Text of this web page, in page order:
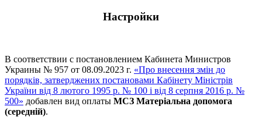
Настройки
В соответствии с постановлением Кабинета Министров
Украины № 957 от 08.09.2023 г. «Про внесення змін до
порядків, затверджених постановами Кабінету Міністрів
України від 8 лютого 1995 р. № 100 і від 8 серпня 2016 р. №
500» добавлен вид оплаты МСЗ Матеріальна допомога
(середній).